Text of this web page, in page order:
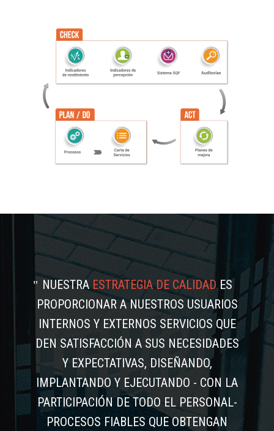
NUESTRAESTRATEGIA DE CALIDADES
PROPORCIONAR A NUESTROS USUARIOS
INTERNOS Y EXTERNOS SERVICIOS QUE
DEN SATISFACCIÓN A SUS NECESIDADES
Y EXPECTATIVAS, DISEÑANDO,
IMPLANTANDO Y EJECUTANDO - CON LA
PARTICIPACIÓN DE TODO EL PERSONAL-
PROCESOS FIABLES QUE OBTENGAN